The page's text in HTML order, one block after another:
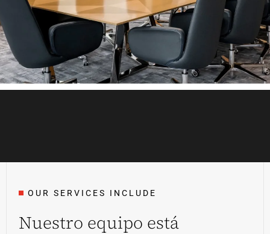
OUR SERVICES INCLUDE
Nuestro equipo está